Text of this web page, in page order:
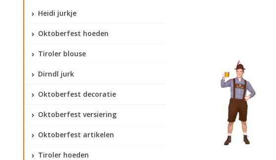
Heidi jurkje
Oktoberfest hoeden
Tiroler blouse
Dirndl jurk
Oktoberfest decoratie
Oktoberfest versiering
Oktoberfest artikelen
Tiroler hoeden